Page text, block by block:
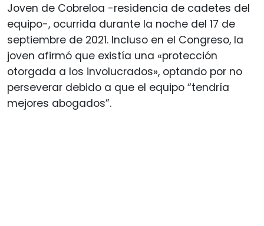
Joven de Cobreloa -residencia de cadetes del
equipo-, ocurrida durante la noche del 17 de
septiembre de 2021. Incluso en el Congreso, la
joven afirmó que existía una «protección
otorgada a los involucrados», optando por no
perseverar debido a que el equipo “tendría
mejores abogados”.